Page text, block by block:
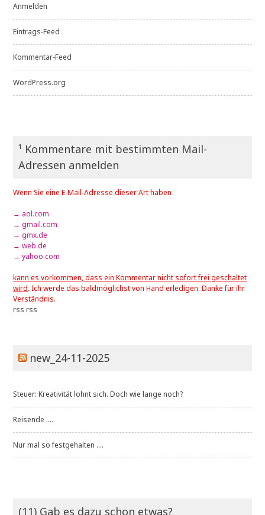
Anmelden
Eintrags-Feed
Kommentar-Feed
WordPress.org
¹ Kommentare mit bestimmten Mail-
Adressen anmelden
Wenn Sie eine E-Mail-Adresse dieser Art haben
→ aol.com
→ gmail.com
→ gmx.de
→ web.de
→ yahoo.com
kann es vorkommen, dass ein Kommentar nicht sofort frei geschaltet
wird. Ich werde das baldmöglichst von Hand erledigen. Danke für ihr
Verständnis.
rss rss
new_24-11-2025
Steuer: Kreativität lohnt sich. Doch wie lange noch?
Reisende ....
Nur mal so festgehalten ....
(11) Gab es dazu schon etwas?